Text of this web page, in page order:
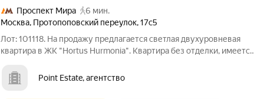
Проспект Мира
6 мин.
Москва, Протопоповский переулок,17с5
Лот: 101118. На продажу предлагается светлая двухуровневая
квартира в ЖК "Hortus Hurmonia". Квартира без отделки, имеется
Андрея Волкова с использованием качественных натуральных
материалов.
Point Estate, агентство